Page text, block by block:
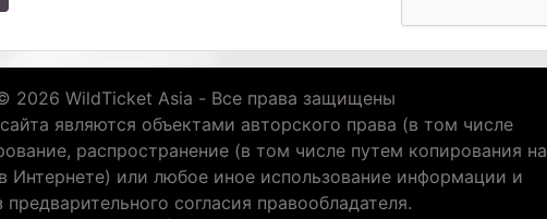
2026 WildTicket Asia - Все права защищены
являются объектами авторского права (в том числе
распространение (в том числе путем копирования на
Интернете) или любое иное использование информации и
предварительного согласия правообладателя.